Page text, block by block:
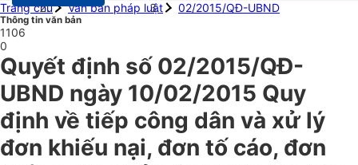
Trang chủ
Văn bản pháp luật 02/2015/QĐ-UBND
Thông tin văn bản
1106
0
Quyết định số 02/2015/QĐ-
UBND ngày 10/02/2015 Quy
định về tiếp công dân và xử lý
đơn khiếu nại, đơn tố cáo, đơn